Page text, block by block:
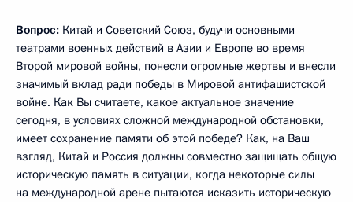
Вопрос: Китай и Советский Союз, будучи основными
театрами военных действий в Азии и Европе во время
Второй мировой войны, понесли огромные жертвы и внесли
значимый вклад ради победы в Мировой антифашистской
войне. Как Вы считаете, какое актуальное значение
сегодня, в условиях сложной международной обстановки,
имеет сохранение памяти об этой победе? Как, на Ваш
взгляд, Китай и Россия должны совместно защищать общую
историческую память в ситуации, когда некоторые силы
на международной арене пытаются исказить историческую